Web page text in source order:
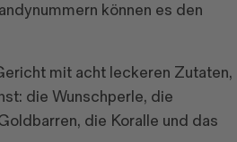
können es den
mit acht leckeren Zutaten,
die Wunschperle, die
die Koralle und das